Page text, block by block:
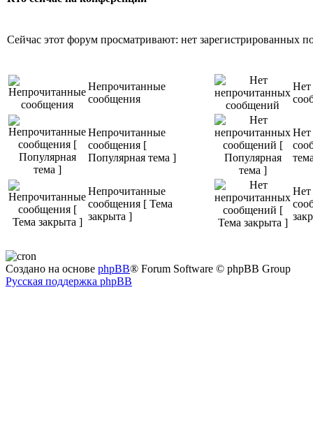
Сейчас этот форум просматривают: нет зарегистрированных
Непрочитанные
сообщения
Нет
Непрочитанные
сообщения [
Популярная тема ]
Нет
Непрочитанные
сообщения [ Тема
закрыта ]
Нет
Создано на основе phpBB® Forum Software © phpBB Group
Русская поддержка phpBB